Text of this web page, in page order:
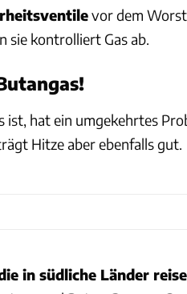
vor dem
sie kontrolliert Gas ab.
ist, hat ein umgekehrtes
Hitze aber ebenfalls gut.
in südliche Länder